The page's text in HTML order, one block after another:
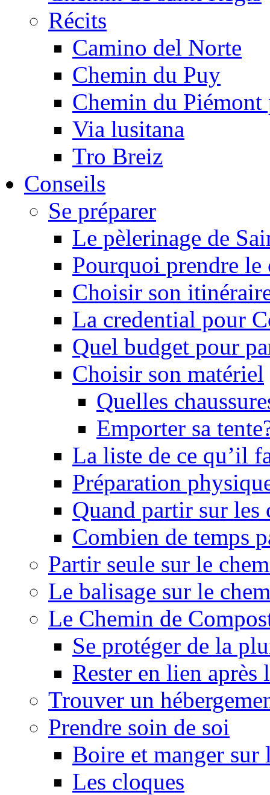
Récits
Camino del Norte
Chemin du Puy
Chemin du Piémont
Via lusitana
Tro Breiz
Conseils
Se préparer
Le pèlerinage de
Pourquoi prendre
Choisir son
La credential pour
Quel budget pour
Choisir son matériel
Quelles
Emporter sa
La liste de ce qu’il
Préparation
Quand partir sur
Combien de temps
Partir seule sur le
Le balisage sur le
Le Chemin de
Se protéger de la
Rester en lien après
Trouver un
Prendre soin de soi
Boire et manger
Les cloques